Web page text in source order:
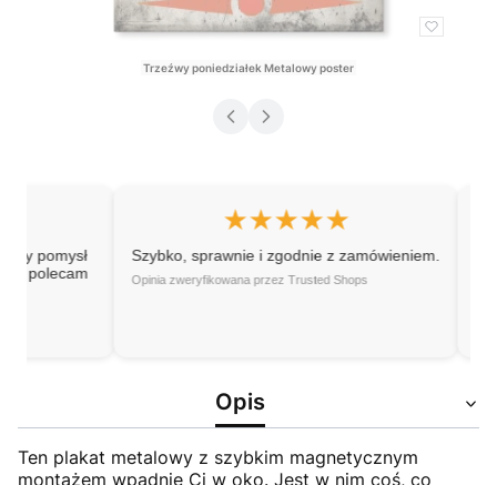
Trzeźwy poniedziałek Metalowy poster
★★★★★
Szybko, sprawnie i zgodnie z zamówieniem.
Opinia zweryfikowana przez Trusted Shops
"Great
Opis
Ten plakat metalowy z szybkim magnetycznym
montażem wpadnie Ci w oko. Jest w nim coś, co